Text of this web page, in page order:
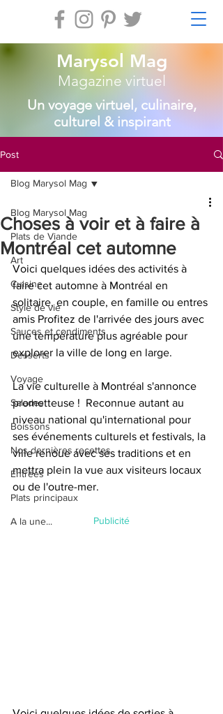
Marysol Mag
Magazine virtuel
Un voyage virtuel, culinaire,
culturel & inspirant
Post
Blog Marysol Mag
Plats de Viande
Art
Cuisine
Style de vie
Sauces et condiments
Desserts
Voyage
Salades
Boissons
Nos dernières recettes
Entrées
Plats principaux
A la une...
Blog Marysol Mag
Choses à voir et à faire à
Montréal cet automne
Voici quelques idées des activités à
faire cet automne à Montréal en
solitaire, en couple, en famille ou entres
amis Profitez de l'arrivée des jours avec
une température plus agréable pour
explorer la ville de long en large.
La vie culturelle à Montréal s'annonce
prometteuse !  Reconnue autant au
niveau national qu'international pour
ses événements culturels et festivals, la
ville renoue avec ses traditions et en
mettra plein la vue aux visiteurs locaux
ou de l'outre-mer.
Publicité